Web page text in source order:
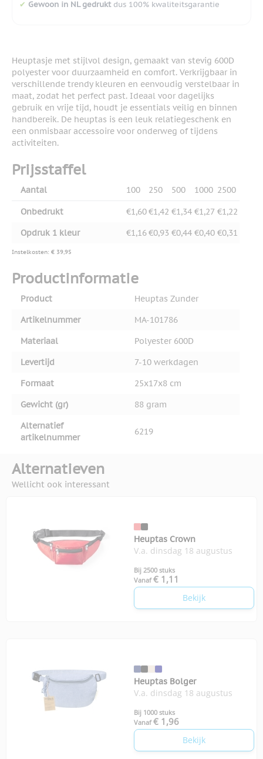
✔ Gewoon in NL gedruktdus 100% kwaliteitsgarantie
Heuptasje met stijlvol design, gemaakt van stevig 600D
polyester voor duurzaamheid en comfort. Verkrijgbaar in
verschillende trendy kleuren en eenvoudig verstelbaar in
maat, zodat het perfect past. Ideaal voor dagelijks
gebruik en vrije tijd, houdt je essentials veilig en binnen
handbereik. De heuptas is een leuk relatiegeschenk en
een onmisbaar accessoire voor onderweg of tijdens
activiteiten.
Prijsstaffel
Aantal 100 250 500 1000 2500
Onbedrukt €1,60€1,42 €1,34 €1,27 €1,22
Opdruk 1 kleur
€1,16€0,93 €0,44 €0,40 €0,31
Instelkosten: € 39,95
Productinformatie
Product
Heuptas Zunder
Artikelnummer
MA-101786
Materiaal
Polyester 600D
Levertijd
7-10 werkdagen
Formaat
25x17x8 cm
Gewicht (gr)
88 gram
Alternatief
artikelnummer
6219
Alternatieven
Wellicht ook interessant
Heuptas Crown
V.a. dinsdag 18 augustus
Bij 2500 stuks
Vanaf € 1,11
Bekijk
Heuptas Bolger
V.a. dinsdag 18 augustus
Bij 1000 stuks
Vanaf € 1,96
Bekijk